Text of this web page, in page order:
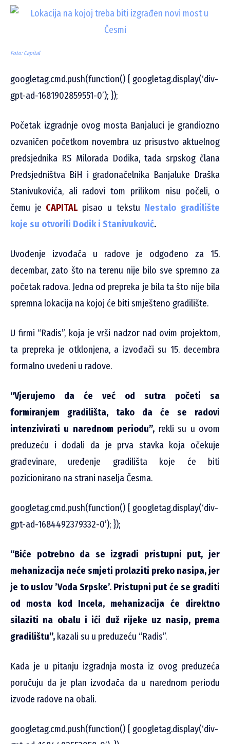
Foto: Capital
googletag.cmd.push(function() { googletag.display(‘div-
gpt-ad-1681902859551-0’); });
Početak izgradnje ovog mosta Banjaluci je grandiozno
ozvaničen početkom novembra uz prisustvo aktuelnog
predsjednika RS Milorada Dodika, tada srpskog člana
Predsjedništva BiH i gradonačelnika Banjaluke Draška
Stanivukovića, ali radovi tom prilikom nisu počeli, o
čemu je CAPITAL pisao u tekstu Nestalo gradilište
koje su otvorili Dodik i Stanivuković.
Uvođenje izvođača u radove je odgođeno za 15.
decembar, zato što na terenu nije bilo sve spremno za
početak radova. Jedna od prepreka je bila ta što nije bila
spremna lokacija na kojoj će biti smješteno gradilište.
U firmi “Radis”, koja je vrši nadzor nad ovim projektom,
ta prepreka je otklonjena, a izvođači su 15. decembra
formalno uvedeni u radove.
“Vjerujemo da će već od sutra početi sa
formiranjem gradilišta, tako da će se radovi
intenzivirati u narednom periodu”, rekli su u ovom
preduzeću i dodali da je prva stavka koja očekuje
građevinare, uređenje gradilišta koje će biti
pozicionirano na strani naselja Česma.
googletag.cmd.push(function() { googletag.display(‘div-
gpt-ad-1684492379332-0’); });
“Biće potrebno da se izgradi pristupni put, jer
mehanizacija neće smjeti prolaziti preko nasipa, jer
je to uslov ’Voda Srpske’. Pristupni put će se graditi
od mosta kod Incela, mehanizacija će direktno
silaziti na obalu i ići duž rijeke uz nasip, prema
gradilištu”, kazali su u preduzeću “Radis”.
Kada je u pitanju izgradnja mosta iz ovog preduzeća
poručuju da je plan izvođača da u narednom periodu
izvode radove na obali.
googletag.cmd.push(function() { googletag.display(‘div-